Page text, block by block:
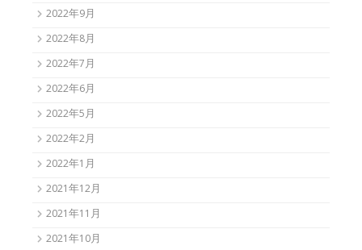
2022年9月
2022年8月
2022年7月
2022年6月
2022年5月
2022年2月
2022年1月
2021年12月
2021年11月
2021年10月